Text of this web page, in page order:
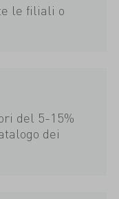
le filiali o
del 5-15%
dei